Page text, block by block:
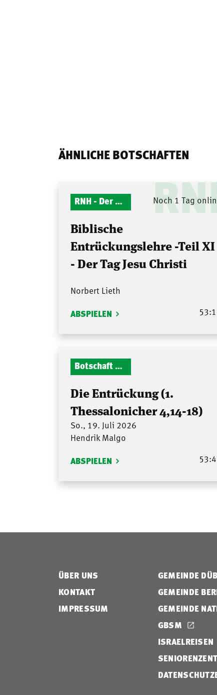
ÄHNLICHE BOTSCHAFTEN
RNH - Der Mitternachtsruf Noch 1 Tag
Biblische
Entrückungslehre -Teil XI
- Der Tag Jesu Christi
Norbert Lieth
ABSPIELEN
Botschaft Zionshalle
Die Entrückung (1.
Thessalonicher 4,14-18)
So., 19. Juli 2026
Hendrik Malgo
ABSPIELEN
ÜBER UNS
KONTAKT
IMPRESSUM
GEMEINDE
GEMEINDE
GEMEINDE
GBSM
ISRAELREISEN